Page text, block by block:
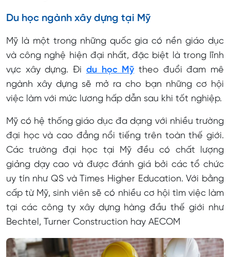
Du học ngành xây dựng tại Mỹ
Mỹ là một trong những quốc gia có nền giáo dục
và công nghệ hiện đại nhất, đặc biệt là trong lĩnh
vực xây dựng. Đi du học Mỹ theo đuổi đam mê
ngành xây dựng sẽ mở ra cho bạn những cơ hội
việc làm với mức lương hấp dẫn sau khi tốt nghiệp.
Mỹ có hệ thống giáo dục đa dạng với nhiều trường
đại học và cao đẳng nổi tiếng trên toàn thế giới.
Các trường đại học tại Mỹ đều có chất lượng
giảng dạy cao và được đánh giá bởi các tổ chức
uy tín như QS và Times Higher Education. Với bằng
cấp từ Mỹ, sinh viên sẽ có nhiều cơ hội tìm việc làm
tại các công ty xây dựng hàng đầu thế giới như
Bechtel, Turner Construction hay AECOM